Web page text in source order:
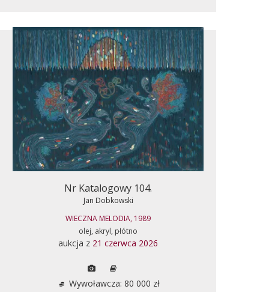
Nr Katalogowy 104.
Jan Dobkowski
WIECZNA MELODIA, 1989
olej, akryl, płótno
aukcja z 21 czerwca 2026
Wywoławcza: 80 000 zł